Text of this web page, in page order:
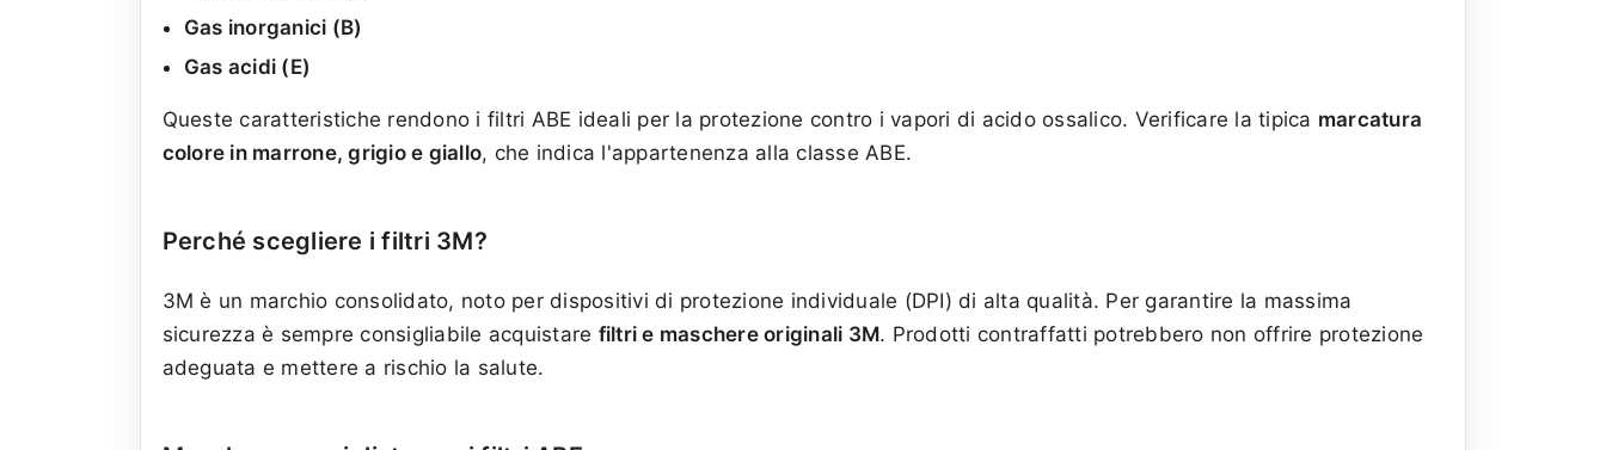
Gas inorganici (B)
Gas acidi (E)
Queste caratteristiche rendono i filtri ABE ideali per la protezione contro i vapori di acido ossalico. Verificare la tipica marcatura
colore in marrone, grigio e giallo, che indica l'appartenenza alla classe ABE.
Perché scegliere i filtri 3M?
3M è un marchio consolidato, noto per dispositivi di protezione individuale (DPI) di alta qualità. Per garantire la massima
sicurezza è sempre consigliabile acquistare filtri e maschere originali 3M. Prodotti contraffatti potrebbero non offrire protezione
adeguata e mettere a rischio la salute.